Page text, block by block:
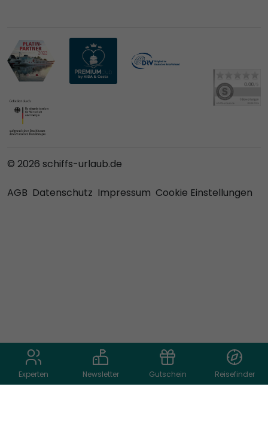
Experten Newsletter Gutschein Reisefinder
© 2026 schiffs-urlaub.de
AGB Datenschutz Impressum Cookie Einstellungen